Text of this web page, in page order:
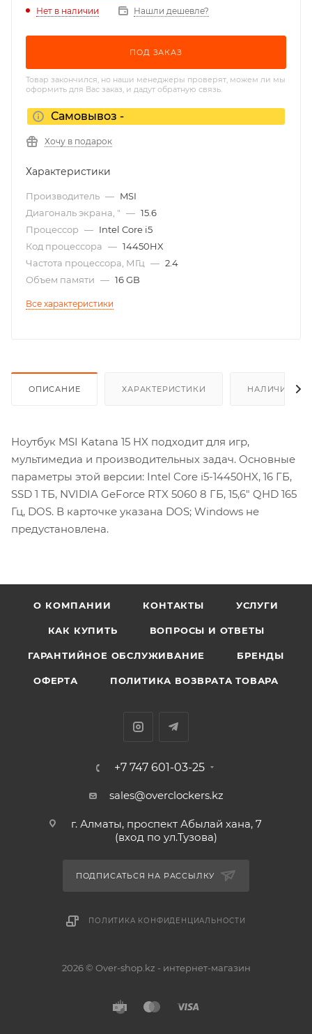
Нет в наличии Нашли дешевле?
ПОД ЗАКАЗ
Товар закончился, но наши менеджеры проверят, можем ли мы
оформить для Вас заказ, и дадут обратную связь.
Самовывоз -
Хочу в подарок
Характеристики
Производитель — MSI
Диагональ экрана, " — 15.6
Процессор — Intel Core i5
Код процессора — 14450HX
Частота процессора, МГц — 2.4
Объем памяти — 16 GB
Все характеристики
ОПИСАНИЕ ХАРАКТЕРИСТИКИ НАЛИЧИЕ
Ноутбук MSI Katana 15 HX подходит для игр,
мультимедиа и производительных задач. Основные
параметры этой версии: Intel Core i5-14450HX, 16 ГБ,
SSD 1 ТБ, NVIDIA GeForce RTX 5060 8 ГБ, 15,6″ QHD 165
Гц, DOS. В карточке указана DOS; Windows не
предустановлена.
О КОМПАНИИ КОНТАКТЫ УСЛУГИ
КАК КУПИТЬ ВОПРОСЫ И ОТВЕТЫ
ГАРАНТИЙНОЕ ОБСЛУЖИВАНИЕ БРЕНДЫ
ОФЕРТА ПОЛИТИКА ВОЗВРАТА ТОВАРА
+7 747 601-03-25
sales@overclockers.kz
г. Алматы, проспект Абылай хана, 7
(вход по ул.Тузова)
ПОДПИСАТЬСЯ НА РАССЫЛКУ
ПОЛИТИКА КОНФИДЕНЦИАЛЬНОСТИ
2026 © Over-shop.kz - интернет-магазин